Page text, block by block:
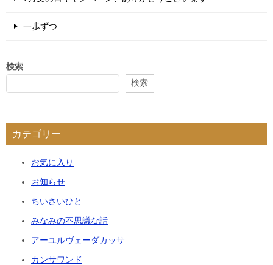
一歩ずつ
検索
検索
カテゴリー
お気に入り
お知らせ
ちいさいひと
みなみの不思議な話
アーユルヴェーダカッサ
カンサワンド